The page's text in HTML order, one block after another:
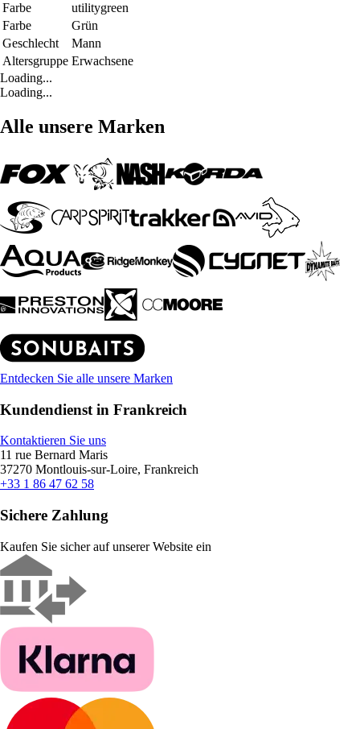
Farbe
utilitygreen
Farbe
Grün
Geschlecht
Mann
Altersgruppe Erwachsene
Loading...
Loading...
Alle unsere Marken
Entdecken Sie alle unsere Marken
Kundendienst in Frankreich
Kontaktieren Sie uns
11 rue Bernard Maris
37270 Montlouis-sur-Loire, Frankreich
+33 1 86 47 62 58
Sichere Zahlung
Kaufen Sie sicher auf unserer Website ein